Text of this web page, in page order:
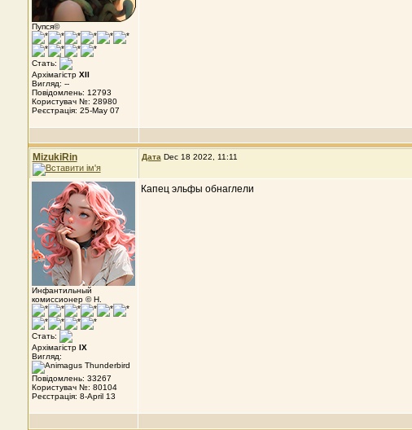
Пупся©
Стать:
Архімагістр XII
Вигляд: --
Повідомлень: 12793
Користувач №: 28980
Реєстрація: 25-May 07
MizukiRin Дата Dec 18 2022, 11:11
Инфантильный
комиссионер © Н.
Стать:
Архімагістр IX
Вигляд:
Повідомлень: 33267
Користувач №: 80104
Реєстрація: 8-April 13
Капец эльфы обнаглели